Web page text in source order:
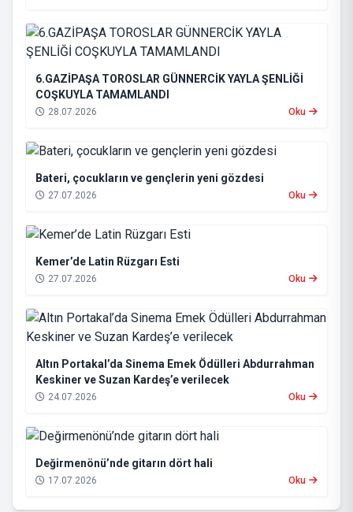
6.GAZİPAŞA TOROSLAR GÜNNERCİK YAYLA ŞENLİĞİ
COŞKUYLA TAMAMLANDI
28.07.2026 Oku
Bateri, çocukların ve gençlerin yeni gözdesi
27.07.2026 Oku
Kemer’de Latin Rüzgarı Esti
27.07.2026 Oku
Altın Portakal’da Sinema Emek Ödülleri Abdurrahman
Keskiner ve Suzan Kardeş’e verilecek
24.07.2026 Oku
Değirmenönü’nde gitarın dört hali
17.07.2026 Oku